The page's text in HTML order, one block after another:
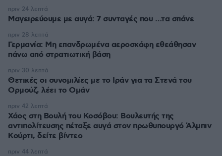
Μαγειρεύουμε με αυγά: 7 συνταγές που …τα σπάνε
πριν 24 λεπτά
Γερμανία: Μη επανδρωμένα αεροσκάφη εθεάθησαν
πάνω από στρατιωτική βάση
πριν 28 λεπτά
Θετικές οι συνομιλίες με το Ιράν για τα Στενά του
Ορμούζ, λέει το Ομάν
πριν 30 λεπτά
Χάος στη Βουλή του Κοσόβου: Βουλευτής της
αντιπολίτευσης πέταξε αυγά στον πρωθυπουργό Άλμπιν
Κούρτι, δείτε βίντεο
πριν 42 λεπτά
πριν 44 λεπτά